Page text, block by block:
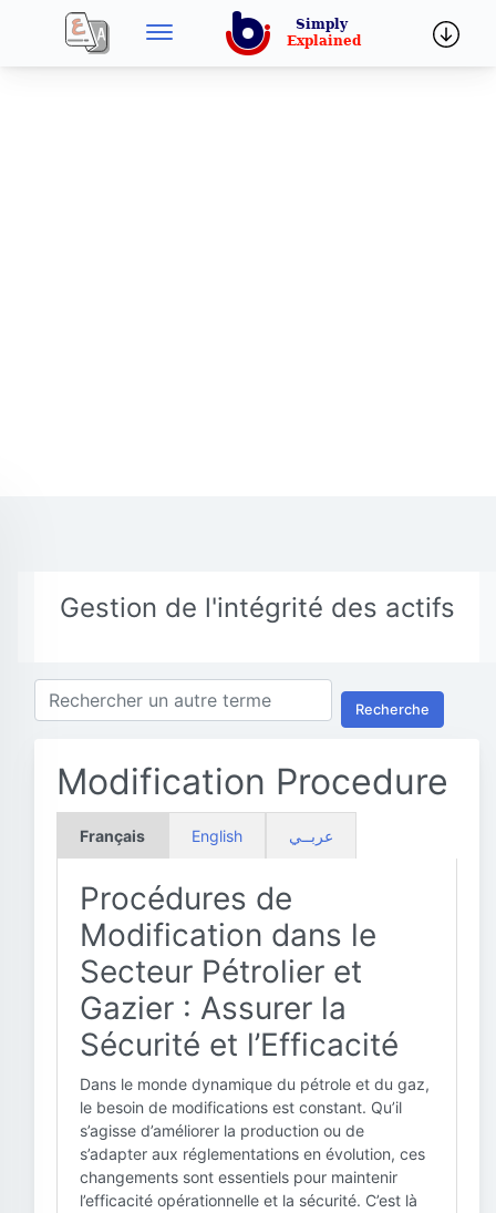
Gestion de l'intégrité des actifs
Recherche
Modification Procedure
Français English عربــي
Procédures de
Modification dans le
Secteur Pétrolier et
Gazier : Assurer la
Sécurité et l’Efficacité
Dans le monde dynamique du pétrole et du gaz,
le besoin de modifications est constant. Qu’il
s’agisse d’améliorer la production ou de
s’adapter aux réglementations en évolution, ces
changements sont essentiels pour maintenir
l’efficacité opérationnelle et la sécurité. C’est là